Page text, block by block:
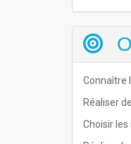
Connaître
Réaliser
Choisir